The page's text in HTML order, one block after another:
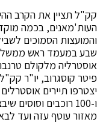
קק"ל תציין את הקרב
העות'מאנים, בכמה
שבע במעמד ראש ממשלת
אוסטרליה מלקולם
פיטר קוסגרוב, יו"ר
יצטרפו תיירים
ו-100 רוכבים
מאזור עוטף עזה ועד